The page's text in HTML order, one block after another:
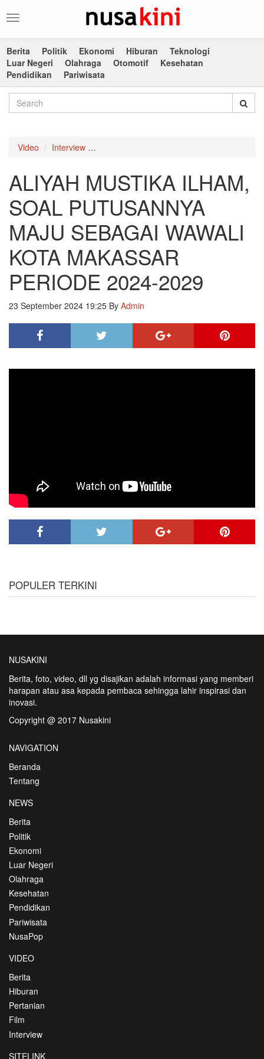
Toggle
Berita
Politik Ekonomi Hiburan
Teknologi
Luar Negeri
Olahraga Otomotif
Kesehatan
Pendidikan
Pariwisata
Video Interview
ALIYAH MUSTIKA ILHAM,
SOAL PUTUSANNYA
MAJU SEBAGAI WAWALI
KOTA MAKASSAR
PERIODE 2024-2029
23 September 2024 19:25 By Admin
POPULER TERKINI
NUSAKINI
Berita, foto, video, dll yg disajikan adalah informasi yang memberi
harapan atau asa kepada pembaca sehingga lahir inspirasi dan
inovasi.
Copyright @ 2017 Nusakini
NAVIGATION
Beranda
Tentang
NEWS
Berita
Politik
Ekonomi
Luar Negeri
Olahraga
Kesehatan
Pendidikan
Pariwisata
NusaPop
VIDEO
Berita
Hiburan
Pertanian
Film
Interview
SITELINK